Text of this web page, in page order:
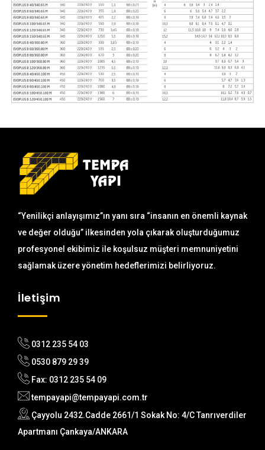
“Yenilikçi anlayışımız”ın yanı sıra “insanın en önemli kaynak
ve değer olduğu” ilkesinden yola çıkarak oluşturduğumuz
profesyonel ekibimiz ile koşulsuz müşteri memnuniyetini
sağlamak üzere yönetim hedeflerimizi belirliyoruz.
İletişim
0312 235 54 03
0530 879 29 39
Fax: 0312 235 54 09
tempayapi@tempayapi.com.tr
Çayyolu 2432.Cadde 2661/1 Sokak No: 4/C Tanrıverdiler
Apartmanı Çankaya/ANKARA